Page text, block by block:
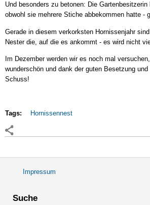
Und besonders zu betonen: Die
obwohl sie mehrere Stiche abbekommen hatte -
Gerade in diesem verkorksten Hornissenjahr
Nester die, auf die es ankommt - es wird nicht
Im Dezember werden wir es noch mal
wunderschön und dank der guten Besetzung
Schuss!
Tags: Hornissennest
Fußbereichsmenü
Impressum
Suche